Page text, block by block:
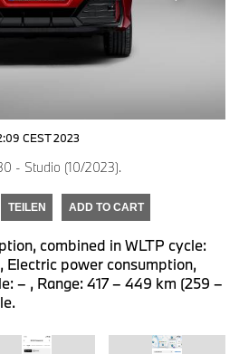
CEST 2023
- Studio (10/2023).
TEILEN ADD TO CART
combined in WLTP cycle:
Electric power consumption,
– , Range: 417 – 449 km (259 –